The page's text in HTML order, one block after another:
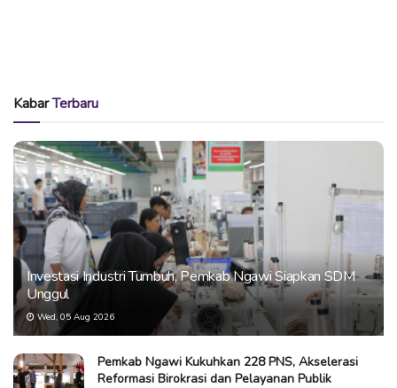
KabarTerbaru
Investasi Industri Tumbuh, Pemkab Ngawi Siapkan SDM
Unggul
Wed, 05 Aug 2026
Pemkab Ngawi Kukuhkan 228 PNS, Akselerasi
Reformasi Birokrasi dan Pelayanan Publik